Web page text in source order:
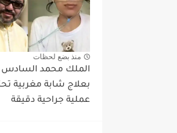
منذ بضع لحظات
الملك محمد السادس
بعلاج شابة مغربية
عملية جراحية دقيقة